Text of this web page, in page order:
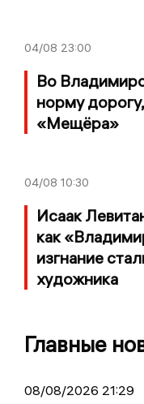
04/08 23:00
Во
норму
«Мещёра»
04/08 10:30
Исаак
как
изгнание
художника
Главные
08/08/2026 21:29